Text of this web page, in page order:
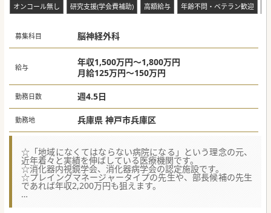
オンコール無し 研究支援(学会費補助) 高額給与 年齢不問・ベテラン歓迎
募集科目 脳神経外科
給与
年収1,500万円～1,800万円
月給125万円～150万円
勤務日数 週4.5日
勤務地 兵庫県 神戸市兵庫区
☆「地域になくてはならない病院になる」という理念の元、
近年着々と実績を伸ばしている医療機関です。
☆消化器内視鏡学会、消化器病学会の認定施設です。
☆プレイングマネージャータイプの先生や、部長候補の先生
であれば年収2,200万円も狙えます。